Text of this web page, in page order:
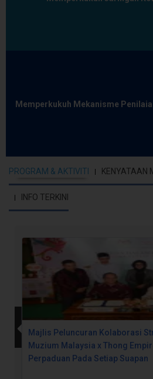
Memperkukuh Mekanisme
PROGRAM & AKTIVITI KENYATAAN
INFO TERKINI
Majlis Peluncuran Kolaborasi
Muzium Malaysia x Thong
Perpaduan Pada Setiap Suapan